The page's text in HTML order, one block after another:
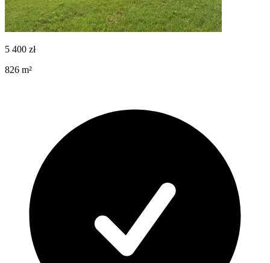
5 400 zł
826 m²